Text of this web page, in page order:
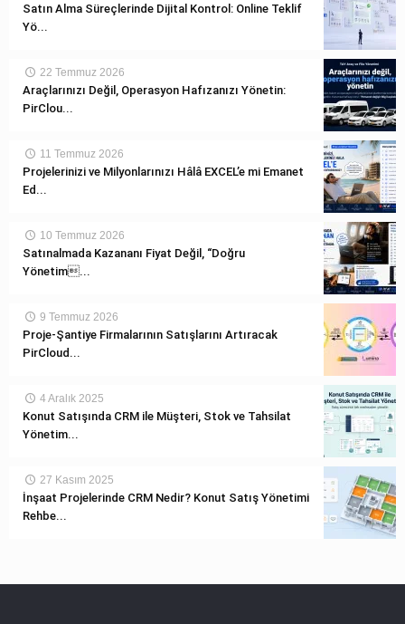
Satın Alma Süreçlerinde Dijital Kontrol: Online Teklif
Yö...
22 Temmuz 2026
Araçlarınızı Değil, Operasyon Hafızanızı Yönetin:
PirClou...
11 Temmuz 2026
Projelerinizi ve Milyonlarınızı Hâlâ EXCEL’e mi Emanet
Ed...
10 Temmuz 2026
Satınalmada Kazananı Fiyat Değil, “Doğru
Yönetim...
9 Temmuz 2026
Proje-Şantiye Firmalarının Satışlarını Artıracak
PirCloud...
4 Aralık 2025
Konut Satışında CRM ile Müşteri, Stok ve Tahsilat
Yönetim...
27 Kasım 2025
İnşaat Projelerinde CRM Nedir? Konut Satış Yönetimi
Rehbe...